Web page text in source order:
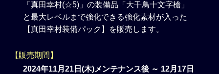
「真田幸村(☆5)」の装備品「大千鳥十文字槍」
と最大レベルまで強化できる強化素材が入った
【真田幸村装備パック】を販売します。
【販売期間】
2024年11月21日(木)メンテナンス後 ～ 12月17日